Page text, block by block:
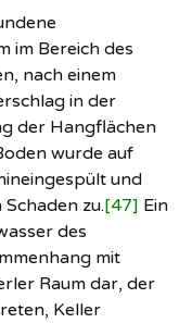
im Bereich des
nach einem
in der
der Hangflächen
wurde auf
und
zu.[47] Ein
des
mit
Raum dar, der
Keller